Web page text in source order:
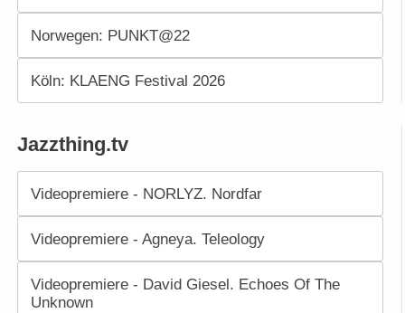
Norwegen: PUNKT@22
Köln: KLAENG Festival 2026
Jazzthing.tv
Videopremiere - NORLYZ. Nordfar
Videopremiere - Agneya. Teleology
Videopremiere - David Giesel. Echoes Of The
Unknown